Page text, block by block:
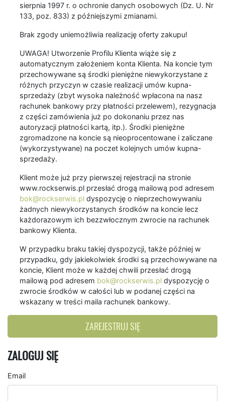
sierpnia 1997 r. o ochronie danych osobowych (Dz. U. Nr
133, poz. 833) z późniejszymi zmianami.
Brak zgody uniemożliwia realizację oferty zakupu!
UWAGA! Utworzenie Profilu Klienta wiąże się z
automatycznym założeniem konta Klienta. Na koncie tym
przechowywane są środki pieniężne niewykorzystane z
różnych przyczyn w czasie realizacji umów kupna-
sprzedaży (zbyt wysoka należność wpłacona na nasz
rachunek bankowy przy płatności przelewem), rezygnacja
z części zamówienia już po dokonaniu przez nas
autoryzacji płatności kartą, itp.). Środki pieniężne
zgromadzone na koncie są nieoprocentowane i zaliczane
(wykorzystywane) na poczet kolejnych umów kupna-
sprzedaży.
Klient może już przy pierwszej rejestracji na stronie
www.rockserwis.pl przesłać drogą mailową pod adresem
bok@rockserwis.pl dyspozycję o nieprzechowywaniu
żadnych niewykorzystanych środków na koncie lecz
każdorazowym ich bezzwłocznym zwrocie na rachunek
bankowy Klienta.
W przypadku braku takiej dyspozycji, także później w
przypadku, gdy jakiekolwiek środki są przechowywane na
koncie, Klient może w każdej chwili przesłać drogą
mailową pod adresem bok@rockserwis.pl dyspozycję o
zwrocie środków w całości lub w podanej części na
wskazany w treści maila rachunek bankowy.
ZAREJESTRUJ SIĘ
ZALOGUJ SIĘ
Email